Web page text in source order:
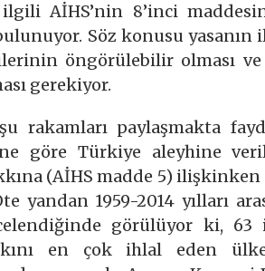
AİHS’nin 8’inci
Söz konusu yasanın
öngörülebilir olması
gerekiyor.
rakamları paylaşmakta
göre Türkiye aleyhine
(AİHS madde 5)
yandan 1959-2014 yılları
görülüyor ki, 63
en çok ihlal eden